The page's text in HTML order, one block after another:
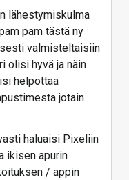
lähestymiskulma
pam tästä ny
valmisteltaisiin
olisi hyvä ja näin
helpottaa
jotain
haluaisi Pixeliin
ikisen apurin
/ appin